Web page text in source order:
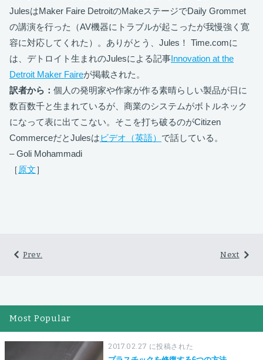
JulesはMaker Faire DetroitのMakeステージでDaily Grommet
の講演を行った（AV機器にトラブルが起こったが我慢強く寛
容に対応してくれた）。ありがとう、Jules！ Time.comに
は、デトロイト生まれのJulesによる記事Innovation at the
Detroit Maker Faireが掲載された。
訳者から： 個人の発明家や作家が作る素晴らしい製品が日に
数百数千と生まれているが、商業のシステムがボトルネック
になって表に出てこない。そこを打ち破るのがCitizen
CommerceだとJulesはビデオ（英語） で話している。
– Goli Mohammadi
［ 原文］
Next
Prev.
Most Popular
2017.02.27 に投稿された